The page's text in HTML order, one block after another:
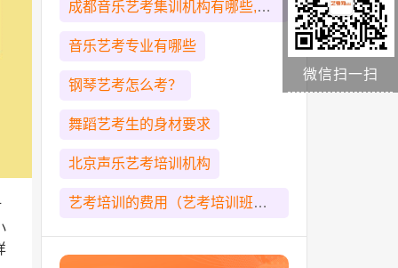
成都音乐艺考集训机构有哪些,怎么选择
音乐艺考专业有哪些
钢琴艺考怎么考？
舞蹈艺考生的身材要求
北京声乐艺考培训机构
艺考培训的费用（艺考培训班收费一般多少）
微信扫一扫